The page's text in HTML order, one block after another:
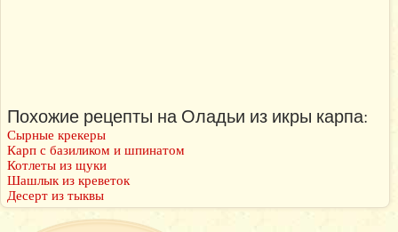
Похожие рецепты на Оладьи из икры карпа:
Сырные крекеры
Карп с базиликом и шпинатом
Котлеты из щуки
Шашлык из креветок
Десерт из тыквы